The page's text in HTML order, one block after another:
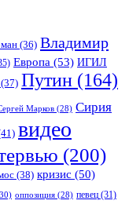
(36) Владимир
Европа (53) ИГИЛ
(37) Путин (164)
Марков (28) Сирия
видео
(200)
(38) кризис (50)
оппозиция (28) певец (31)